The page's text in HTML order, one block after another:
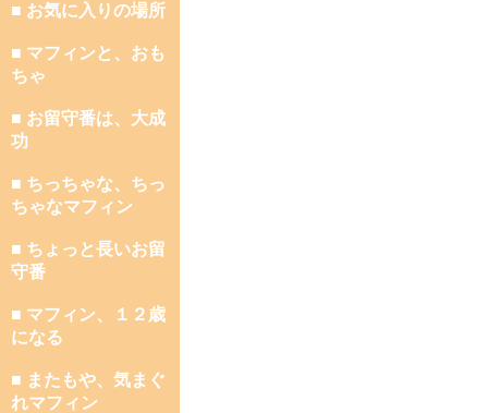
■ お気に入りの場所
■ マフィンと、おも
ちゃ
■ お留守番は、大成
功
■ ちっちゃな、ちっ
ちゃなマフィン
■ ちょっと長いお留
守番
■ マフィン、１２歳
になる
■ またもや、気まぐ
れマフィン